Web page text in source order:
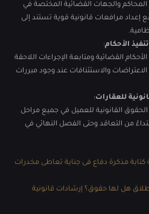
المحاكم والجهات القضائية المختصة في
إعداد مرافعات قانونية قوية تستند إلى
الأحكام:
القضائية ومتابعة الإجراءات اللاحقة
والاستئنافات عند وجود مبررات
للعقارات:
القانونية للعميل في جميع مراحل
من التعاقد وحتى الفصل النهائي في
كتابة مذكرة دفاع فى جناية تعاطى مخدرات​
هل لها حقوق؟ إرشادات قانونية